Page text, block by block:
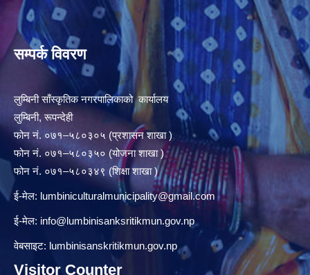
सम्पर्क विवरण
लुम्बिनी साँस्कृतिक नगरपालिकाको कार्यालय
लुम्बिनी, रूपन्देही
फोन नं. ०७१–५८०३०५ (प्रशासन शाखा )
फोन नं. ०७१–५८०३५० (योजना शाखा )
फोन नं. ०७१–५८०३४९ (शिक्षा शाखा )
ई-मेल: lumbiniculturalmunicipality@gmail.com
ई-मेल: info@lumbinisanksritikmun.gov.np
वेबसाइट: lumbinisanskritikmun.gov.np
Visitor Counter